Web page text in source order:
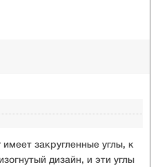
закругленные углы, к
дизайн, и эти углы